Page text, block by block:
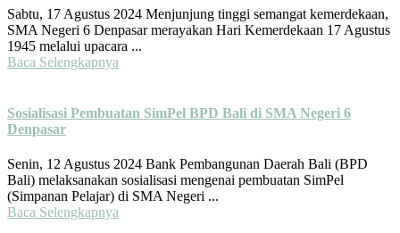
Sabtu, 17 Agustus 2024 Menjunjung tinggi semangat kemerdekaan,
SMA Negeri 6 Denpasar merayakan Hari Kemerdekaan 17 Agustus
1945 melalui upacara ...
Baca Selengkapnya
Sosialisasi Pembuatan SimPel BPD Bali di SMA Negeri 6
Denpasar
Senin, 12 Agustus 2024 Bank Pembangunan Daerah Bali (BPD
Bali) melaksanakan sosialisasi mengenai pembuatan SimPel
(Simpanan Pelajar) di SMA Negeri ...
Baca Selengkapnya